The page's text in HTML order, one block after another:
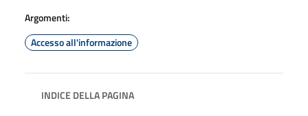
Argomenti:
Accesso all'informazione
INDICE DELLA PAGINA